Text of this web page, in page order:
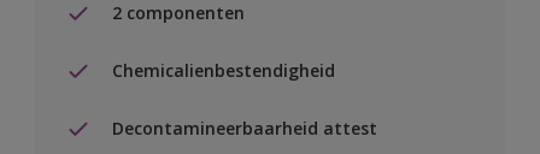
2 componenten
Chemicalienbestendigheid
Decontamineerbaarheid attest